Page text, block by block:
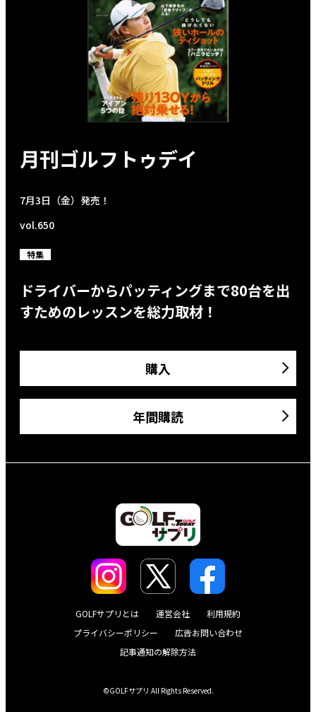
月刊ゴルフトゥデイ
7月3日（金）発売！
vol.650
特集
ドライバーからパッティングまで80台を出
すためのレッスンを総力取材！
購入
年間購読
GOLFサプリとは 運営会社
利用規約
プライバシーポリシー
広告お問い合わせ
記事通知の解除方法
©GOLFサプリ All Rights Reserved.